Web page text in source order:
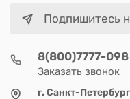
Подпишитесь
8(800)7777-098
Заказать звонок
г. Санкт-Петербург